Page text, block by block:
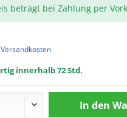
beträgt bei Zahlung per
innerhalb 72 Std.
In den